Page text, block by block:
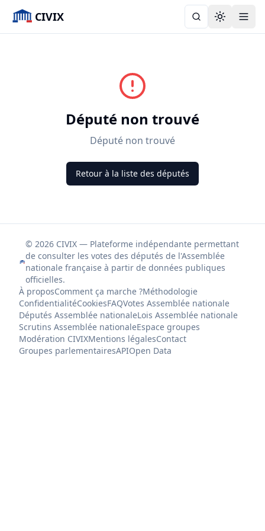
CIVIX Toggle
Député non trouvé
Député non trouvé
Retour à la liste des députés
© 2026 CIVIX — Plateforme indépendante permettant
de consulter les votes des députés de l'Assemblée
nationale française à partir de données publiques
officielles.
À proposComment ça marche ?Méthodologie
ConfidentialitéCookiesFAQVotes Assemblée nationale
Députés Assemblée nationaleLois Assemblée nationale
Scrutins Assemblée nationaleEspace groupes
Modération CIVIXMentions légalesContact
Groupes parlementairesAPIOpen Data